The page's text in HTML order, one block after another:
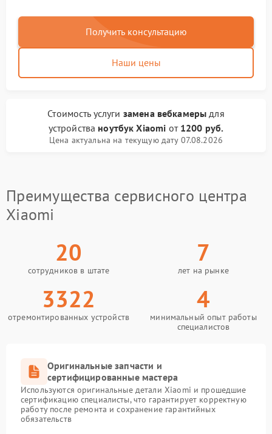
Получить консультацию
Наши цены
Стоимость услуги замена вебкамеры для
устройства ноутбук Xiaomi от 1200 руб.
Цена актуальна на текущую дату 07.08.2026
Преимущества сервисного центра
Xiaomi
20
сотрудников в штате
7
лет на рынке
3322
отремонтированных устройств
4
минимальный опыт работы
специалистов
Оригинальные запчасти и
сертифицированные мастера
Используются оригинальные детали Xiaomi и прошедшие
сертификацию специалисты, что гарантирует корректную
работу после ремонта и сохранение гарантийных
обязательств